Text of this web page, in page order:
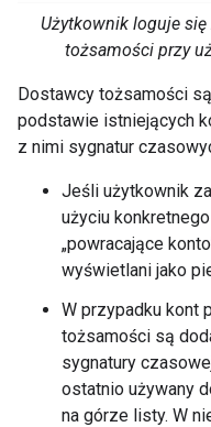
Użytkownik loguje
tożsamości przy
Dostawcy tożsamości
podstawie istniejących
z nimi sygnatur
Jeśli użytkownik
użyciu
„powracające
wyświetlani jako
W przypadku kont
tożsamości są
sygnatury
ostatnio używany
na górze listy. W